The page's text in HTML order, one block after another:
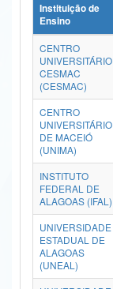
Ministério da Ciência,
Ministério do Meio
Ministério do Turismo
Ministério do
Controladoria-Geral da
Ministério da Mulher, da
Secretaria-Geral
Secretaria de Governo
Gabinete de Segurança
Instituição de
Ensino
CENTRO
UNIVERSITÁRIO
CESMAC
(CESMAC)
CENTRO
UNIVERSITÁRIO
DE MACEIÓ
(UNIMA)
INSTITUTO
FEDERAL DE
ALAGOAS (IFAL)
UNIVERSIDADE
ESTADUAL DE
ALAGOAS
(UNEAL)